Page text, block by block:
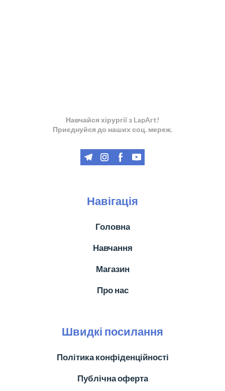
Навчайся хірургії з LapArt!
Приєднуйся до наших соц. мереж.
Навігація
Головна
Навчання
Магазин
Про нас
Швидкі посилання
Політика конфіденційності
Публічна оферта